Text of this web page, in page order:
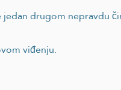
jedan drugom nepravdu
viđenju.